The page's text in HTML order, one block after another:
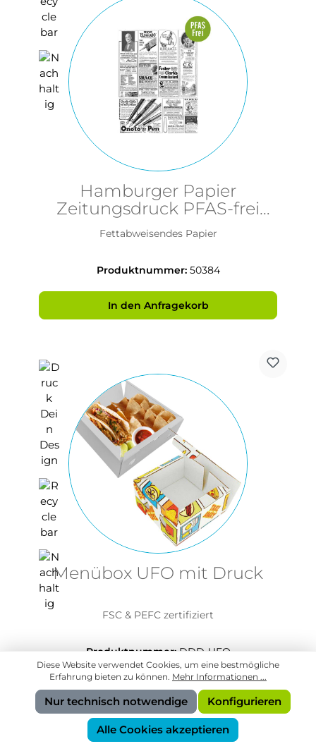
Hamburger Papier
Zeitungsdruck PFAS-frei
28x34cm
Fettabweisendes Papier
Produktnummer: 50384
In den Anfragekorb
Menübox UFO mit Druck
FSC & PEFC zertifiziert
Produktnummer:DDD-UFO
Diese Website verwendet Cookies, um eine bestmögliche
Erfahrung bieten zu können. Mehr Informationen ...
Nur technisch notwendige Konfigurieren
Alle Cookies akzeptieren